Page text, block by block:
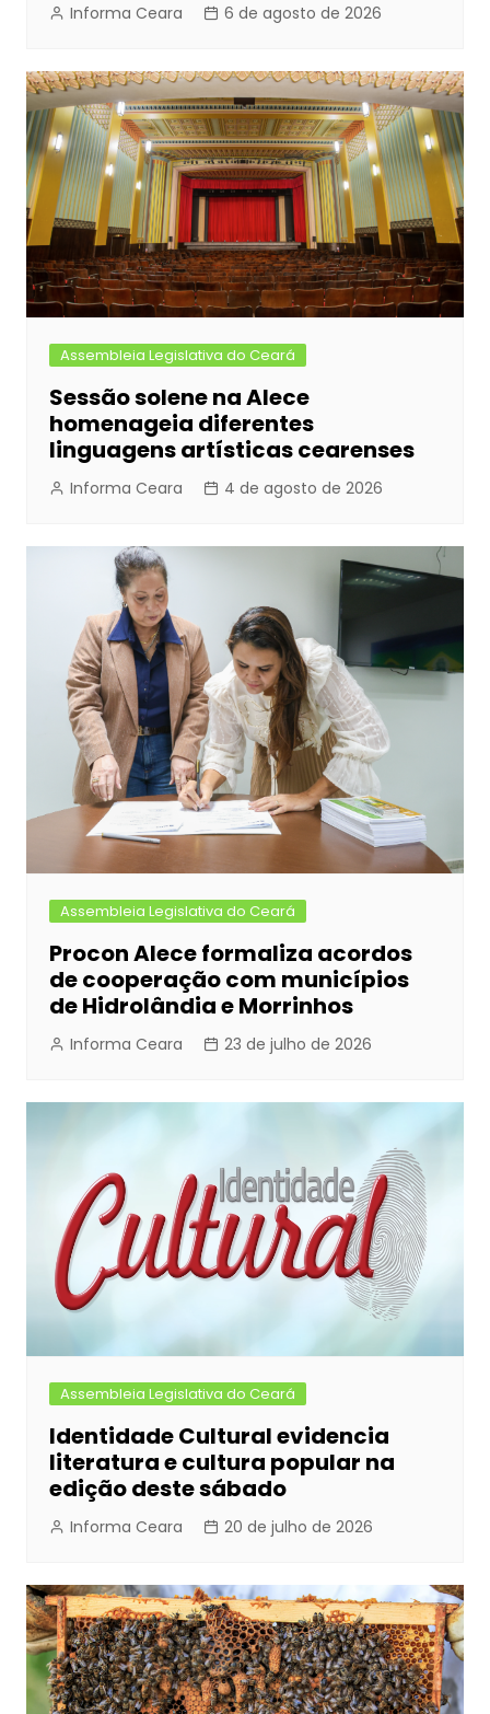
Informa Ceara 6 de agosto de 2026
Assembleia Legislativa do Ceará
Sessão solene na Alece
homenageia diferentes
linguagens artísticas cearenses
Informa Ceara 4 de agosto de 2026
Assembleia Legislativa do Ceará
Procon Alece formaliza acordos
de cooperação com municípios
de Hidrolândia e Morrinhos
Informa Ceara 23 de julho de 2026
Assembleia Legislativa do Ceará
Identidade Cultural evidencia
literatura e cultura popular na
edição deste sábado
Informa Ceara 20 de julho de 2026